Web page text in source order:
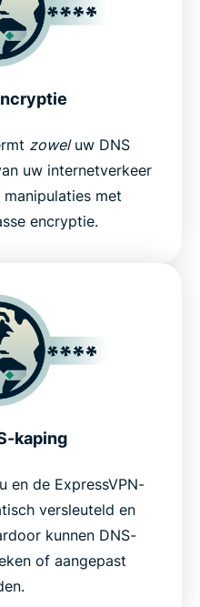
zoweluw DNS
uw internetverkeer
met
encryptie.
kaping
en de ExpressVPN-
versleuteld en
kunnen DNS-
of aangepast